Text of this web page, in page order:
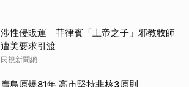
涉性侵販運 菲律賓「上帝之子」邪教牧師
遭美要求引渡
民視新聞網
廣島原爆81年 高市堅持非核3原則